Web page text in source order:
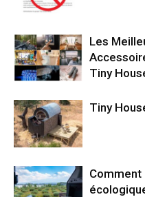
Les
Tiny
Tiny
Comment